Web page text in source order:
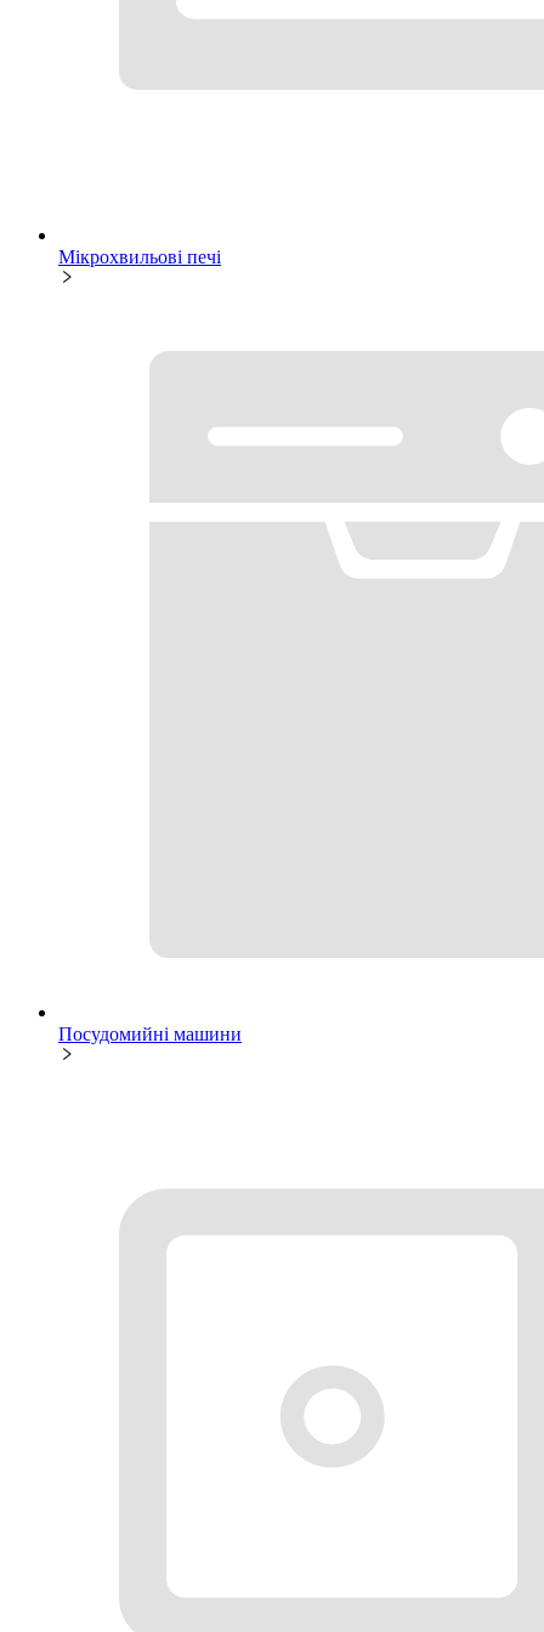
Мікрохвильові печі
Посудомийні машини